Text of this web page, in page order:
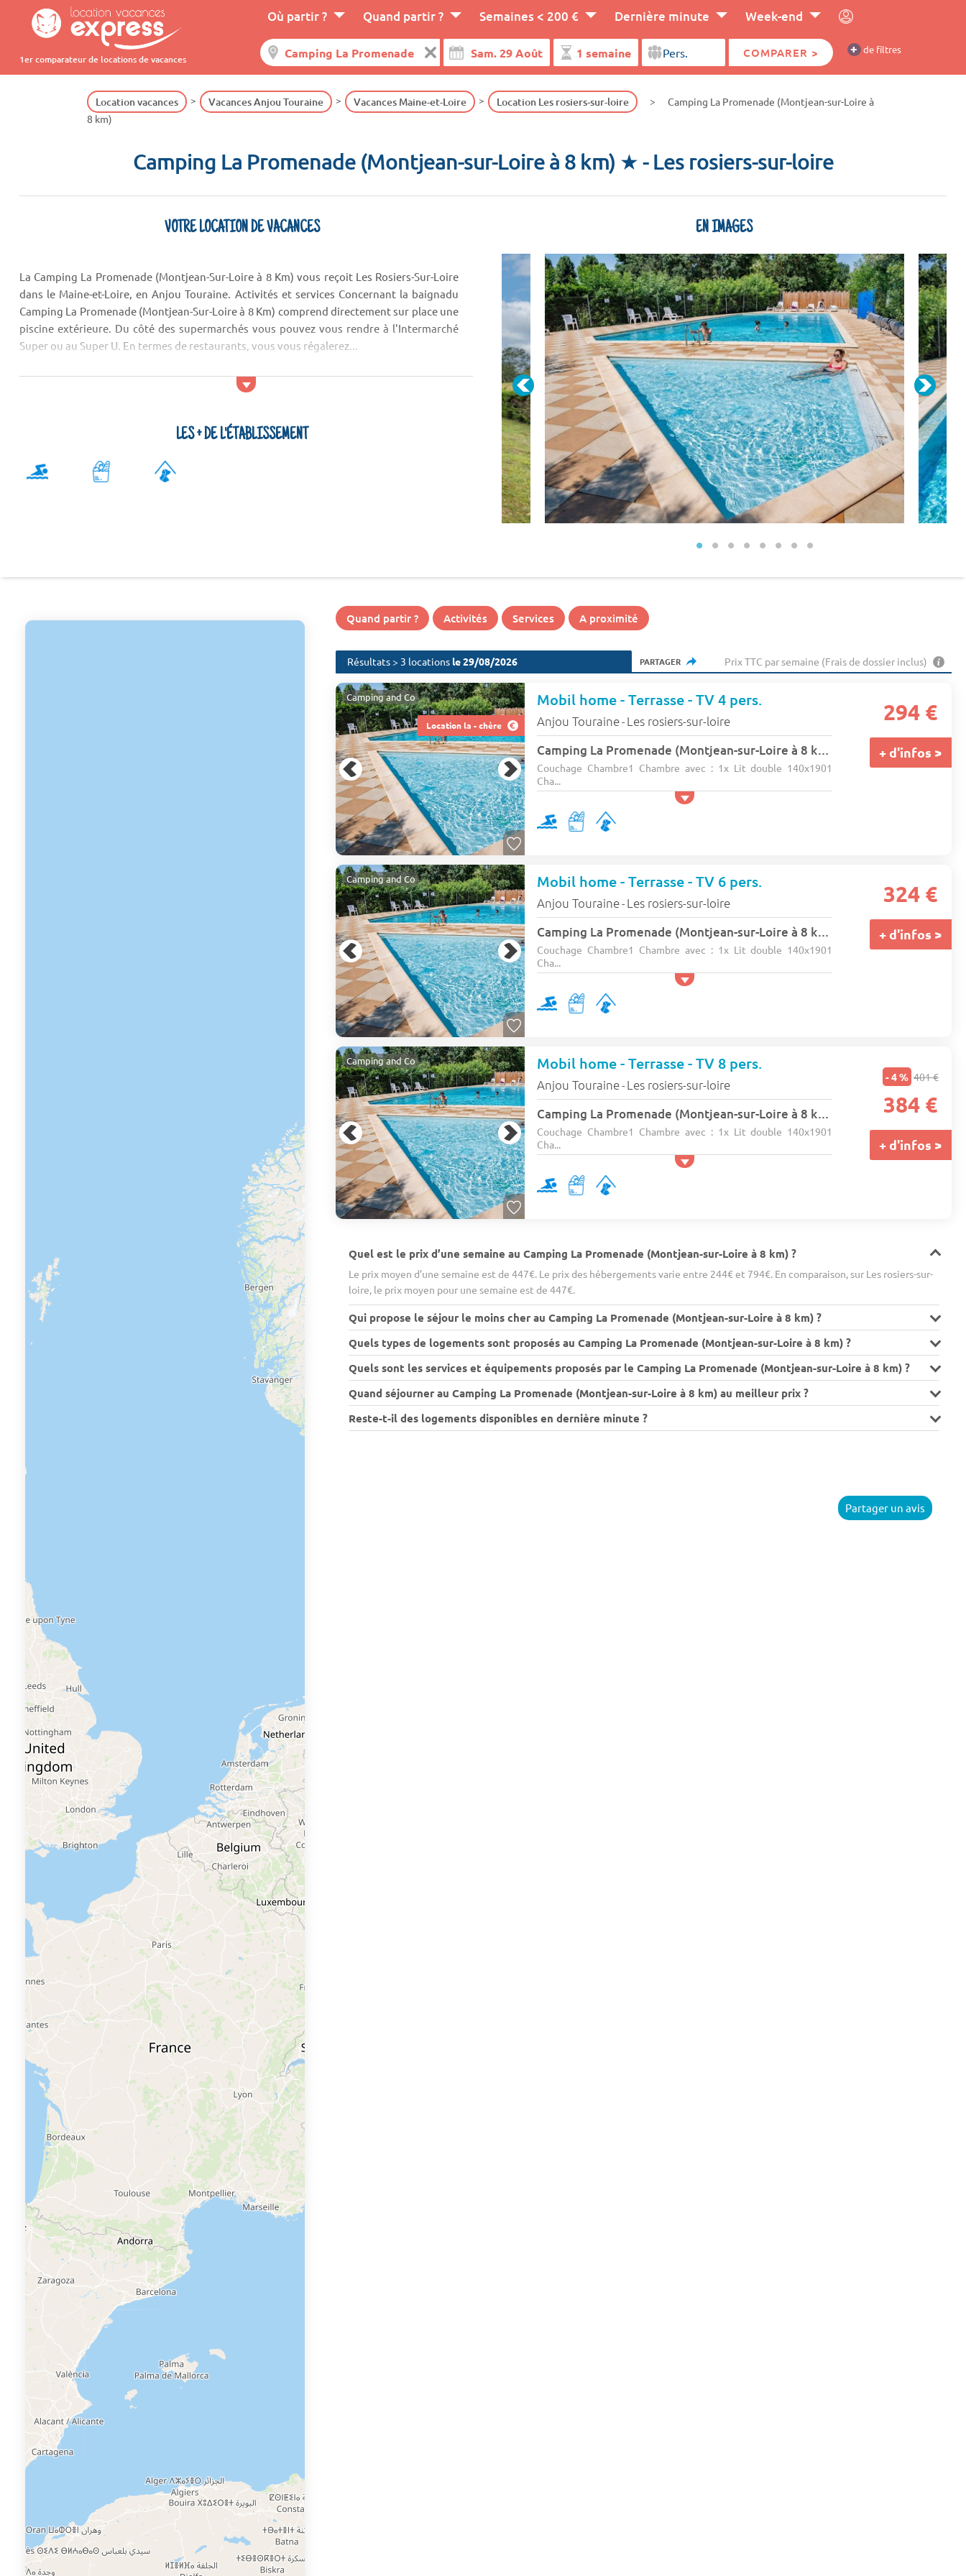
1er comparateur de locations de vacances
Où partir ? Quand partir ? Semaines < 200 € Dernière minute Week-end
COMPARER > + de filtres
Location vacances Vacances Anjou Touraine Vacances Maine-et-Loire Location Les rosiers-sur-loire
Camping La Promenade (Montjean-sur-Loire à
8 km)
Camping La Promenade (Montjean-sur-Loire à 8 km) ★- Les rosiers-sur-loire
VOTRE LOCATION DE VACANCES
La Camping La Promenade (Montjean-Sur-Loire à 8 Km) vous reçoit Les Rosiers-Sur-Loire
dans le Maine-et-Loire, en Anjou Touraine. Activités et services Concernant la baignadu
Camping La Promenade (Montjean-Sur-Loire à 8 Km) comprend directement sur place une
piscine extérieure. Du côté des supermarchés vous pouvez vous rendre à l'Intermarché
Super ou au Super U. En termes de restaurants, vous vous régalerez...
LES + DE L'ÉTABLISSEMENT
EN IMAGES
Quand partir ? Activités Services A proximité
Résultats > 3 locations le 29/08/2026 PARTAGER Prix TTC par semaine (Frais de dossier inclus)
Location la - chère
Camping and Co Mobil home - Terrasse - TV 4 pers.
Anjou Touraine- Les rosiers-sur-loire
Camping La Promenade (Montjean-sur-Loire à 8 km)
Couchage Chambre1 Chambre avec : 1x Lit double 140x1901
Cha...
294 €
+ d'infos >
Camping and Co Mobil home - Terrasse - TV 6 pers.
Anjou Touraine- Les rosiers-sur-loire
Camping La Promenade (Montjean-sur-Loire à 8 km)
Couchage Chambre1 Chambre avec : 1x Lit double 140x1901
Cha...
324 €
+ d'infos >
Camping and Co Mobil home - Terrasse - TV 8 pers.
Anjou Touraine- Les rosiers-sur-loire
Camping La Promenade (Montjean-sur-Loire à 8 km)
Couchage Chambre1 Chambre avec : 1x Lit double 140x1901
Cha...
- 4 % 401 €
384 €
+ d'infos >
Quel est le prix d’une semaine au Camping La Promenade (Montjean-sur-Loire à 8 km) ?
Le prix moyen d’une semaine est de 447€. Le prix des hébergements varie entre 244€ et 794€. En comparaison, sur Les rosiers-sur-
loire, le prix moyen pour une semaine est de 447€.
Qui propose le séjour le moins cher au Camping La Promenade (Montjean-sur-Loire à 8 km) ?
Quels types de logements sont proposés au Camping La Promenade (Montjean-sur-Loire à 8 km) ?
Quels sont les services et équipements proposés par le Camping La Promenade (Montjean-sur-Loire à 8 km) ?
Quand séjourner au Camping La Promenade (Montjean-sur-Loire à 8 km) au meilleur prix ?
Reste-t-il des logements disponibles en dernière minute ?
Partager un avis